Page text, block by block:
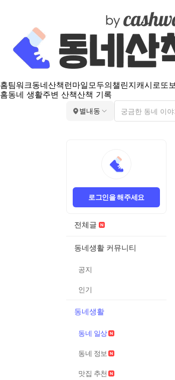
홈팀워크동네산책 런마일모두의챌린지캐시로또
홈동네 생활주변 산책산책 기록
별내동
로그인을 해주세요
전체글
동네생활 커뮤니티
공지
인기
동네생활
동네 일상
동네 정보
맛집 추천